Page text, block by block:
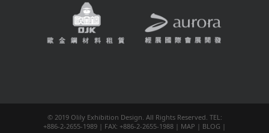
© 2019 Olily Exhibition Design. All Rights Reserved. TEL:
+886-2-2655-1989 | FAX: +886-2-2655-1988 | MAP | BLOG |